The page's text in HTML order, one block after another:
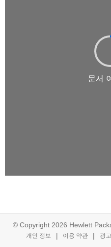
© Copyright 2026 Hewlett
개인 정보 이용 약관 광